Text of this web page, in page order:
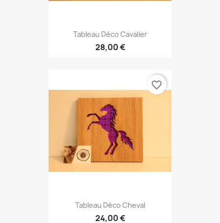
Tableau Déco Cavalier
28,00 €
Tableau Déco Cheval
24,00 €
favorite_border